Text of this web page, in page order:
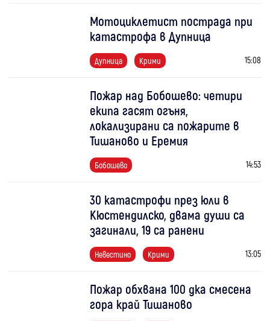
Мотоциклетист пострада при
катастрофа в Дупница
Дупница Крими 15:08
Пожар над Бобошево: четири
екипа гасят огъня,
локализирани са пожарите в
Тишаново и Еремия
Бобошево 14:53
30 катастрофи през юли в
Кюстендилско, двама души са
загинали, 19 са ранени
Невестино Крими 13:05
Пожар обхвана 100 дка смесена
гора край Тишаново